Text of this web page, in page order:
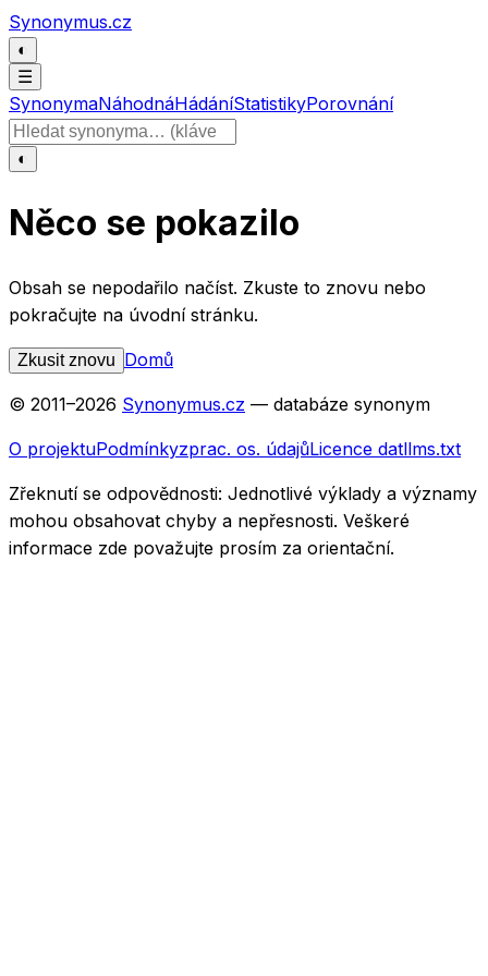
Přeskočit na obsah
Synonymus.cz
◐
☰
SynonymaNáhodnáHádáníStatistikyPorovnání
Hledat slovo
◐
Něco se pokazilo
Obsah se nepodařilo načíst. Zkuste to znovu nebo
pokračujte na úvodní stránku.
Zkusit znovu Domů
© 2011–2026 Synonymus.cz — databáze synonym
O projektuPodmínkyzprac. os. údajůLicence datllms.txt
Zřeknutí se odpovědnosti: Jednotlivé výklady a významy
mohou obsahovat chyby a nepřesnosti. Veškeré
informace zde považujte prosím za orientační.